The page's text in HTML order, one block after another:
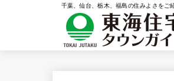
千葉、仙台、栃木、福島の住みよさをご